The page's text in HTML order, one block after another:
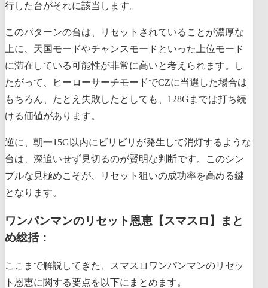
行した台がそれに該当します。
このパターンの台は、リセットされていることが濃厚な
上に、天国モードやチャンスモードといった上位モード
に滞在している可能性が非常に高いと考えられます。し
たがって、ヒーローサーチモードでCZに当選した場合は
もちろん、たとえ失敗したとしても、128Gまでは打ち続
ける価値があります。
逆に、朝一15G以内にビリビリが発生して消灯するような
台は、深追いせず見切るのが賢明な判断です。このシン
プルな見極めこそが、リセット狙いの成功率を高める鍵
となります。
ワンパンマンのリセット恩恵【スマスロ】まと
め総括：
ここまで解説してきた、スマスロワンパンマンのリセッ
ト恩恵に関する要点を以下にまとめます。